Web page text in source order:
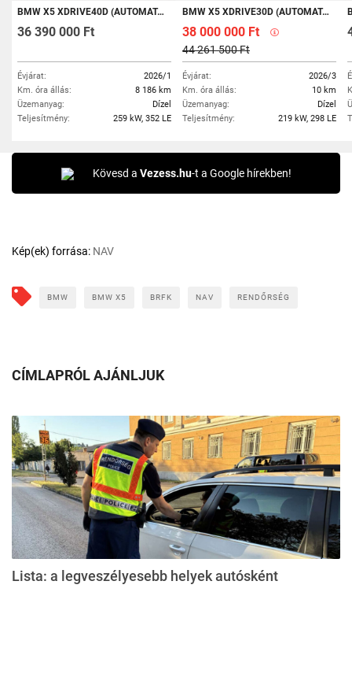
BMW X5 XDRIVE40D (AUTOMATA) MSPORTPRO/TRAVEL/KOMFORT/KOMFORT+/INNO/DAP/VONÓHOROG/22/ÁFÁ-S!
36 390 000 Ft
Évjárat:
2026/1
Km. óra állás:
8 186 km
Üzemanyag:
Dízel
Teljesítmény:
259 kW, 352 LE
BMW X5 XDRIVE30D (AUTOMATA) KÉSZLETEN!
38 000 000 Ft
44 261 500 Ft
Évjárat:
2026/3
Km. óra állás:
10 km
Üzemanyag:
Dízel
Teljesítmény:
219 kW, 298 LE
Kövesd a Vezess.hu-t a Google hírekben!
Kép(ek) forrása: NAV
BMW BMW X5 BRFK NAV RENDŐRSÉG
CÍMLAPRÓL AJÁNLJUK
Lista: a legveszélyesebb helyek autósként